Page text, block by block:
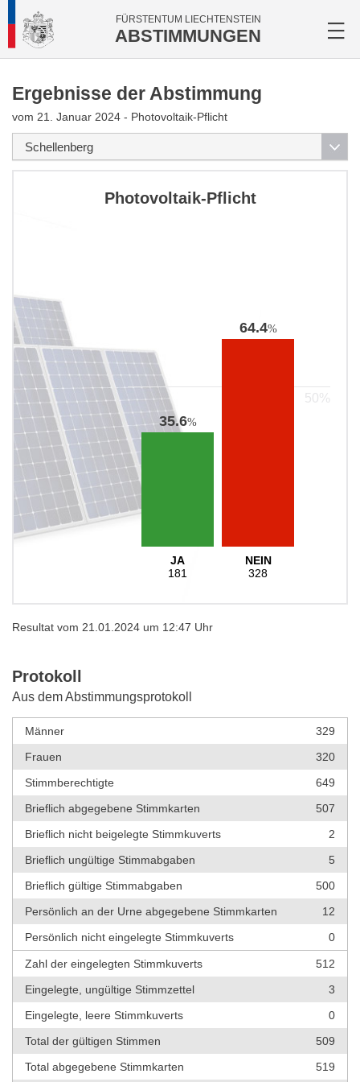
FÜRSTENTUM LIECHTENSTEIN
ABSTIMMUNGEN
Ergebnisse der Abstimmung
vom 21. Januar 2024 - Photovoltaik-Pflicht
Photovoltaik-Pflicht
35.6%
JA
181
64.4%
NEIN
328
Resultat vom 21.01.2024 um 12:47 Uhr
Protokoll
Aus dem Abstimmungsprotokoll
Männer
329
Frauen
320
Stimmberechtigte
649
Brieflich abgegebene Stimmkarten
507
Brieflich nicht beigelegte Stimmkuverts
2
Brieflich ungültige Stimmabgaben
5
Brieflich gültige Stimmabgaben
500
Persönlich an der Urne abgegebene Stimmkarten
12
Persönlich nicht eingelegte Stimmkuverts
0
Zahl der eingelegten Stimmkuverts
512
Eingelegte, ungültige Stimmzettel
3
Eingelegte, leere Stimmkuverts
0
Total der gültigen Stimmen
509
Total abgegebene Stimmkarten
519